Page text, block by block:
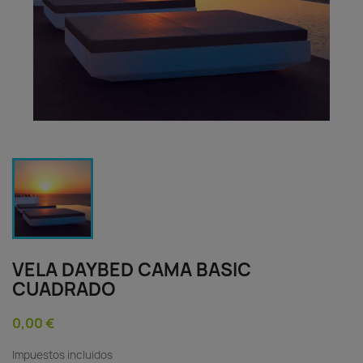
VELA DAYBED CAMA BASIC
CUADRADO
0,00 €
Impuestos incluidos